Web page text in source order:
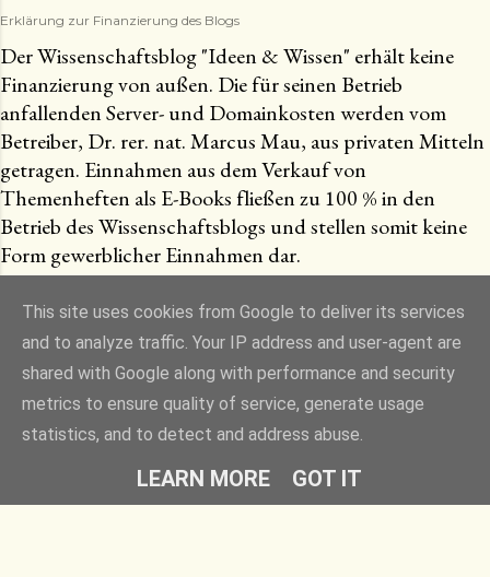
Erklärung zur Finanzierung des Blogs
Der Wissenschaftsblog "Ideen & Wissen" erhält keine
Finanzierung von außen. Die für seinen Betrieb
anfallenden Server- und Domainkosten werden vom
Betreiber, Dr. rer. nat. Marcus Mau, aus privaten Mitteln
getragen. Einnahmen aus dem Verkauf von
Themenheften als E-Books fließen zu 100 % in den
Betrieb des Wissenschaftsblogs und stellen somit keine
Form gewerblicher Einnahmen dar.
Powered by Blogger
Designbilder vonRaycat
Dr. Marcus Mau (Freier Autor und Medizinredakteur)
This site uses cookies from Google to deliver its services
and to analyze traffic. Your IP address and user-agent are
shared with Google along with performance and security
metrics to ensure quality of service, generate usage
statistics, and to detect and address abuse.
LEARN MORE GOT IT